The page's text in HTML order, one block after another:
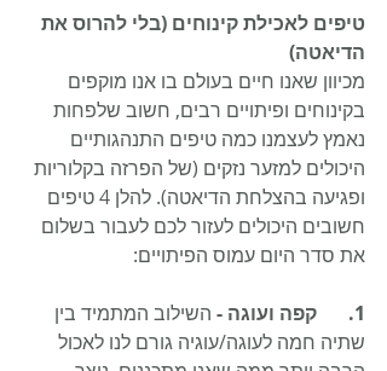
טיפים לאכילת קינוחים (בלי להרוס את
הדיאטה)
מכיוון שאנו חיים בעולם בו אנו מוקפים
בקינוחים ופיתויים רבים, חשוב שלפחות
נאמץ לעצמנו כמה טיפים התנהגותיים
היכולים למזער נזקים (של הפרזה בקלוריות
ופגיעה בהצלחת הדיאטה). להלן 4 טיפים
חשובים היכולים לעזור לכם לעבור בשלום
את סדר היום עמוס הפיתויים:
1.	קפה ועוגה -
השילוב המתמיד בין
שתיה חמה לעוגה/עוגיה גורם לנו לאכול